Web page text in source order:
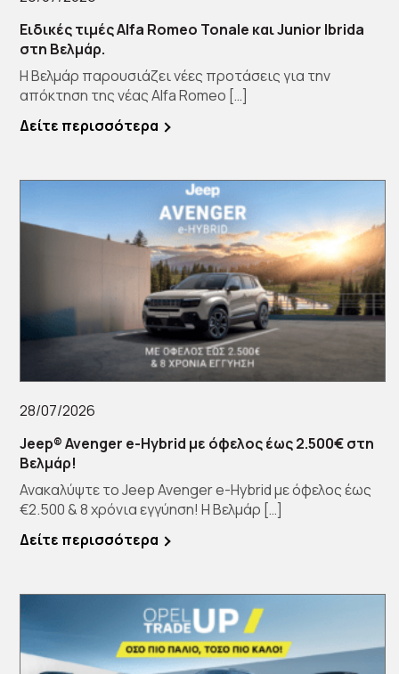
Ειδικές τιμές Alfa Romeo Tonale και Junior Ibrida
στη Βελμάρ.
Η Βελμάρ παρουσιάζει νέες προτάσεις για την
απόκτηση της νέας Alfa Romeo […]
Δείτε περισσότερα
28/07/2026
Jeep® Avenger e-Hybrid με όφελος έως 2.500€ στη
Βελμάρ!
Ανακαλύψτε το Jeep Avenger e-Hybrid με όφελος έως
€2.500 & 8 χρόνια εγγύηση! Η Βελμάρ […]
Δείτε περισσότερα